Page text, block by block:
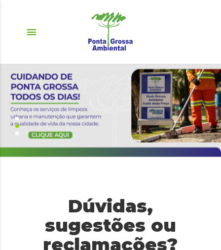
menu
Dúvidas,
sugestões ou
reclamações?